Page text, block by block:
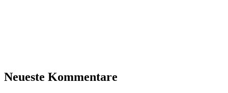
Neueste Kommentare